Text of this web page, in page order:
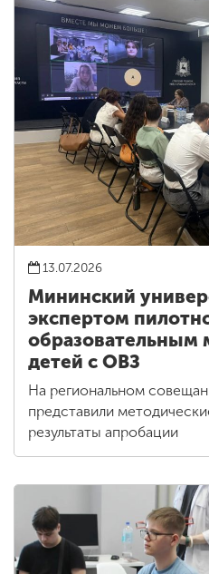
13.07.2026
Мининский
экспертом
образовательным
детей с ОВЗ
На региональном
представили
результаты апробации